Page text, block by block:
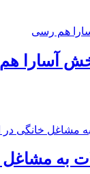
بخش آسارا
به مشاغل